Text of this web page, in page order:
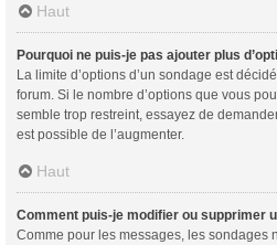
Haut
Pourquoi ne puis-je pas ajouter plus
La limite d’options d’un sondage est
forum. Si le nombre d’options que vous
semble trop restreint, essayez de
est possible de l’augmenter.
Haut
Comment puis-je modifier ou supprimer
Comme pour les messages, les sondages